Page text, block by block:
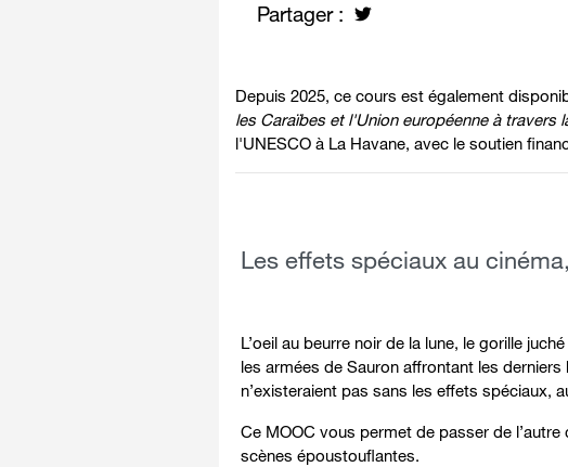
Partager :
Depuis 2025, ce cours est également
les Caraïbes et l'Union européenne à travers
l'UNESCO à La Havane, avec le soutien
Les effets spéciaux au
L’oeil au beurre noir de la lune, le gorille
les armées de Sauron affrontant les
n’existeraient pas sans les effets spéciaux,
Ce MOOC vous permet de passer de
scènes époustouflantes.